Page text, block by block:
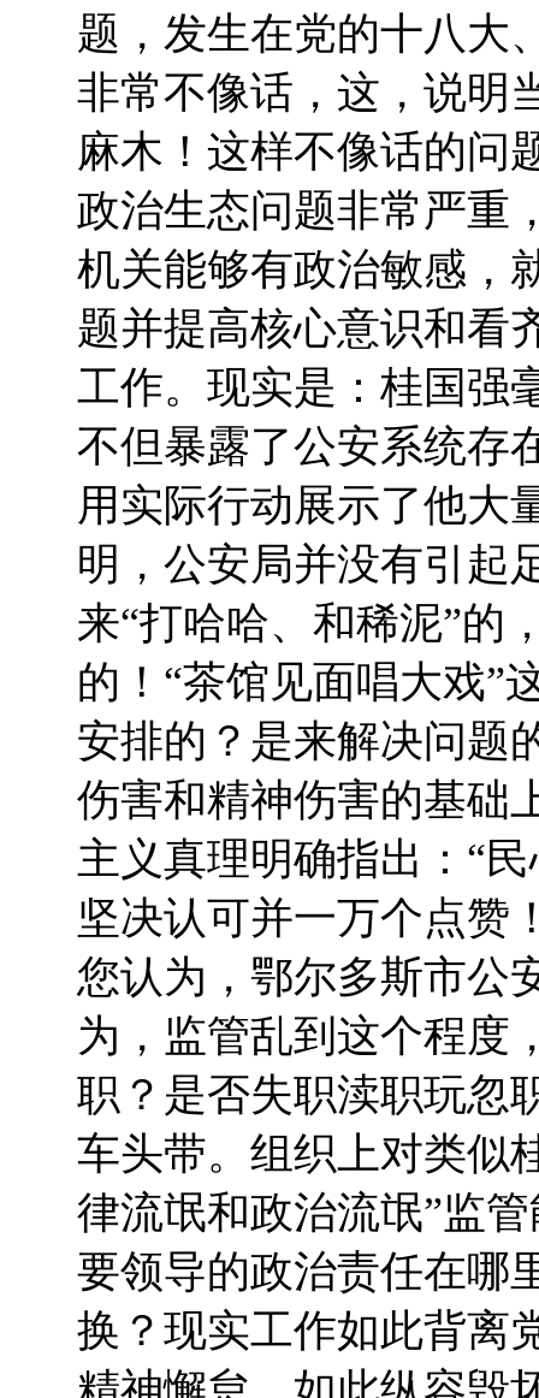
题，发生在党的十八大
非常不像话，这，说明
麻木！这样不像话的问
政治生态问题非常严重
机关能够有政治敏感，
题并提高核心意识和看
工作。现实是：桂国强
不但暴露了公安系统存
用实际行动展示了他大
明，公安局并没有引起
来“打哈哈、和稀泥”的
的！“茶馆见面唱大戏”
安排的？是来解决问题
伤害和精神伤害的基础
主义真理明确指出：“
坚决认可并一万个点赞
您认为，鄂尔多斯市公
为，监管乱到这个程度
职？是否失职渎职玩忽
车头带。组织上对类似
律流氓和政治流氓”监
要领导的政治责任在哪
换？现实工作如此背离